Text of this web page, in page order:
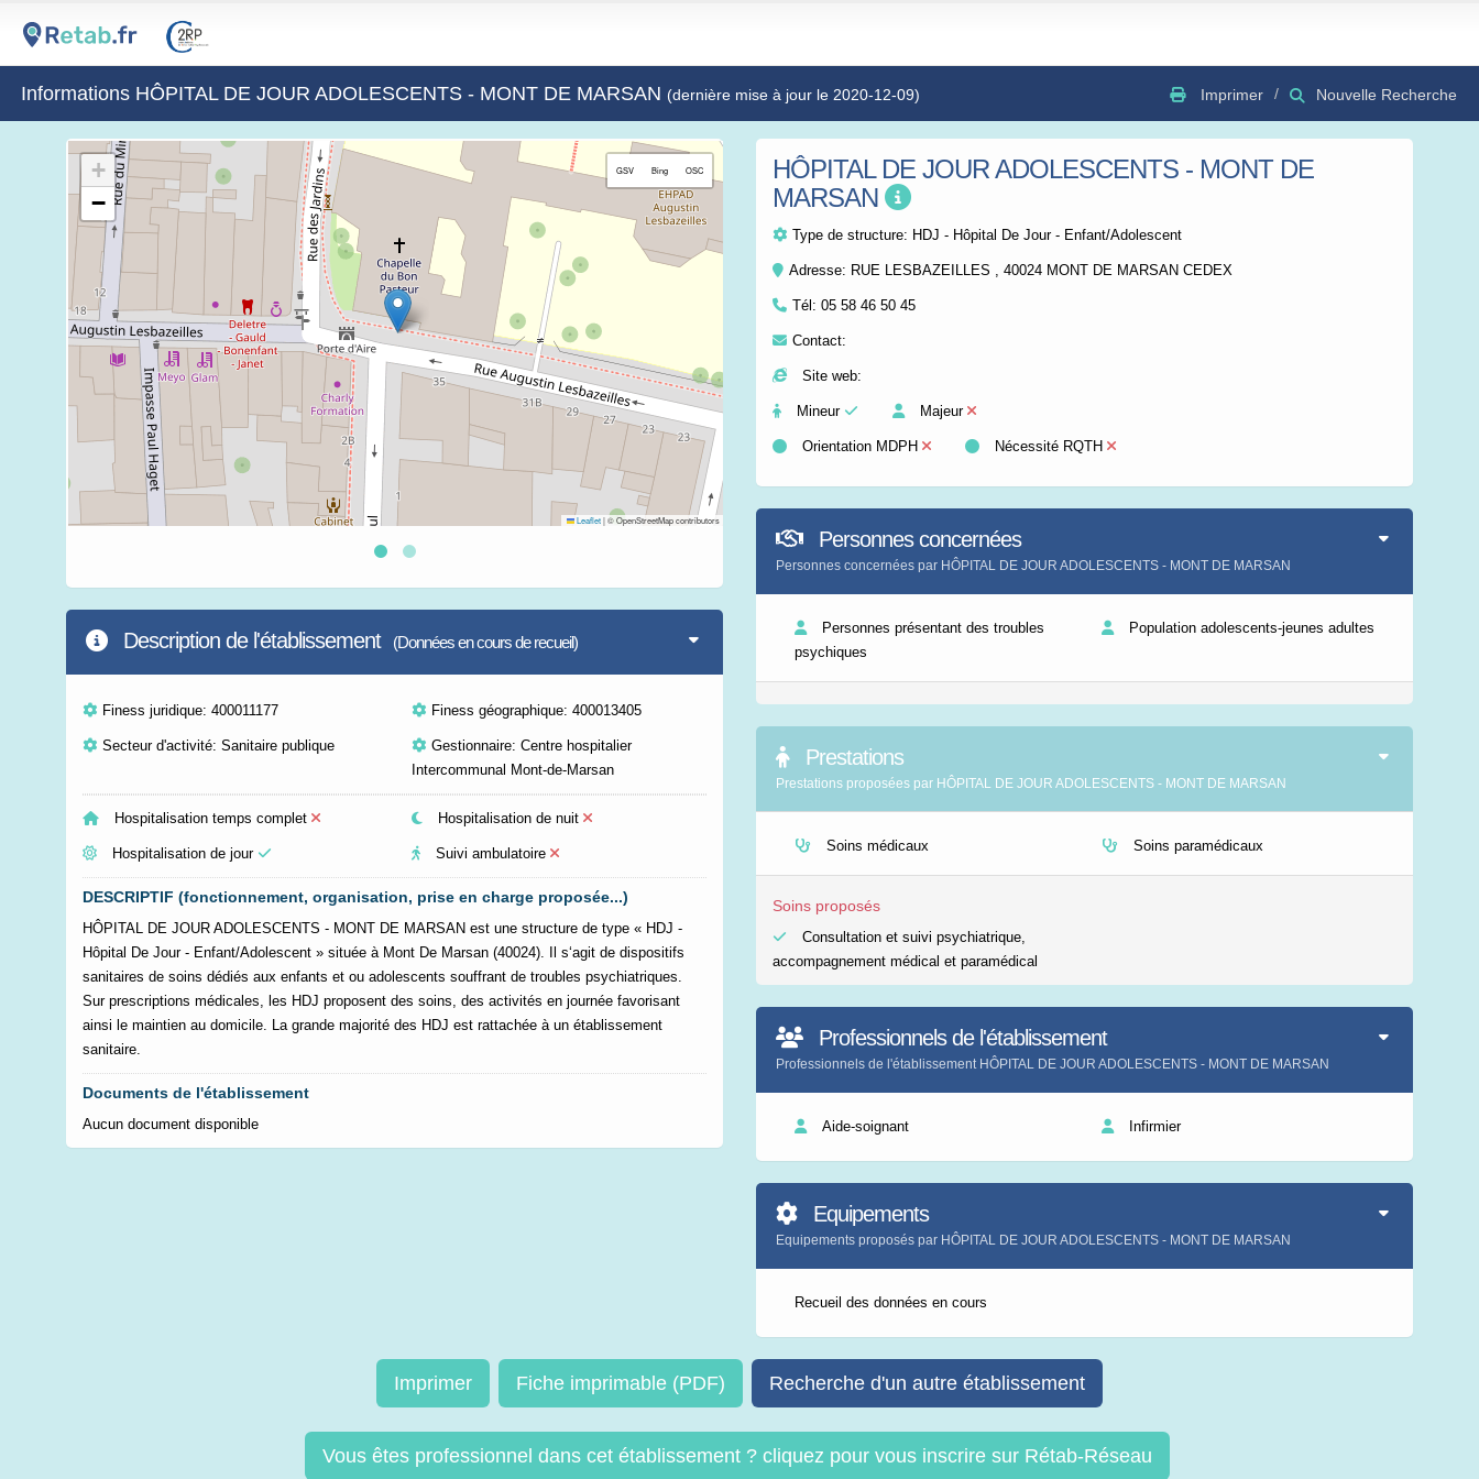
Informations HÔPITAL DE JOUR ADOLESCENTS - MONT DE MARSAN (dernière mise à jour le 2020-12-09) Imprimer Nouvelle Recherche
+
−
GSV Bing OSC
Leaflet|© OpenStreetMap contributors
Bing
Description de l'établissement (Données en cours de recueil)
Finess juridique: 400011177 Finess géographique: 400013405
Secteur d'activité: Sanitaire publique
Gestionnaire: Centre hospitalier
Intercommunal Mont-de-Marsan
Hospitalisation temps complet
Hospitalisation de jour
Hospitalisation de nuit
Suivi ambulatoire
DESCRIPTIF (fonctionnement, organisation, prise en charge proposée...)
HÔPITAL DE JOUR ADOLESCENTS - MONT DE MARSAN est une structure de type « HDJ -
Hôpital De Jour - Enfant/Adolescent » située à Mont De Marsan (40024). Il s‘agit de dispositifs
sanitaires de soins dédiés aux enfants et ou adolescents souffrant de troubles psychiatriques.
Sur prescriptions médicales, les HDJ proposent des soins, des activités en journée favorisant
ainsi le maintien au domicile. La grande majorité des HDJ est rattachée à un établissement
sanitaire.
Documents de l'établissement
Aucun document disponible
HÔPITAL DE JOUR ADOLESCENTS - MONT DE
MARSAN
Type de structure: HDJ - Hôpital De Jour - Enfant/Adolescent
Adresse: RUE LESBAZEILLES , 40024 MONT DE MARSAN CEDEX
Tél: 05 58 46 50 45
Contact:
Site web:
Mineur Majeur
Orientation MDPH Nécessité RQTH
Personnes concernées
Personnes concernées par HÔPITAL DE JOUR ADOLESCENTS - MONT DE MARSAN
Personnes présentant des troubles
psychiques
Population adolescents-jeunes adultes
Prestations
Prestations proposées par HÔPITAL DE JOUR ADOLESCENTS - MONT DE MARSAN
Soins médicaux Soins paramédicaux
Soins proposés
Consultation et suivi psychiatrique,
accompagnement médical et paramédical
Professionnels de l'établissement
Professionnels de l'établissement HÔPITAL DE JOUR ADOLESCENTS - MONT DE MARSAN
Aide-soignant Infirmier
Equipements
Equipements proposés par HÔPITAL DE JOUR ADOLESCENTS - MONT DE MARSAN
Recueil des données en cours
Imprimer Fiche imprimable (PDF) Recherche d'un autre établissement
Vous êtes professionnel dans cet établissement ? cliquez pour vous inscrire sur Rétab-Réseau